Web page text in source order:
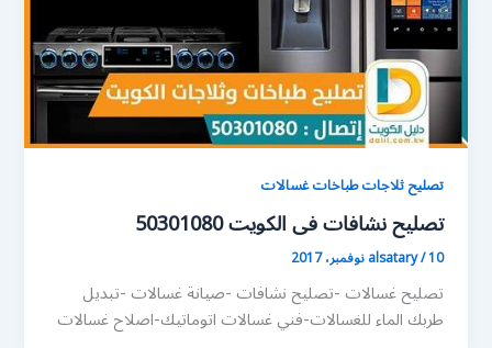
تصليح ثلاجات طباخات غسالات
تصليح نشافات فى الكويت 50301080
alsatary/10 نوفمبر، 2017
تصليح غسالات -تصليح نشافات -صيانة غسالات -تبديل
طربك الماء للغسالات-فني غسالات اتوماتيك-اصلاح غسالات